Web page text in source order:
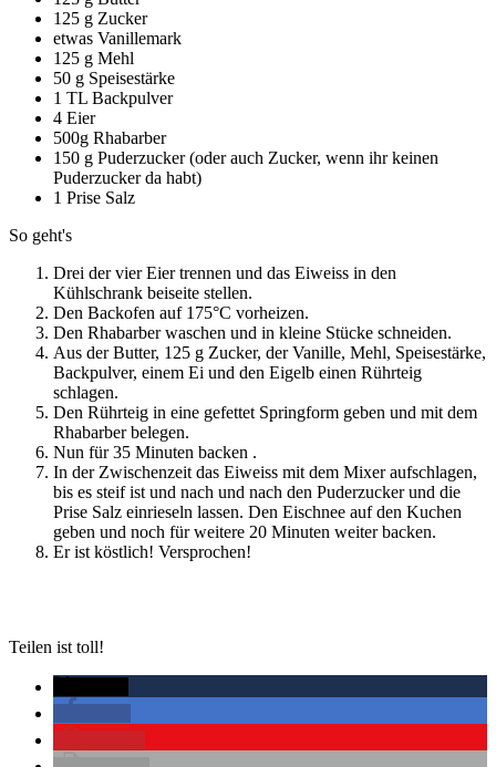
125 g Zucker
etwas Vanillemark
125 g Mehl
50 g Speisestärke
1 TL Backpulver
4 Eier
500g Rhabarber
150 g Puderzucker (oder auch Zucker, wenn ihr keinen
Puderzucker da habt)
1 Prise Salz
So geht's
Drei der vier Eier trennen und das Eiweiss in den
Kühlschrank beiseite stellen.
Den Backofen auf 175°C vorheizen.
Den Rhabarber waschen und in kleine Stücke schneiden.
Aus der Butter, 125 g Zucker, der Vanille, Mehl, Speisestärke,
Backpulver, einem Ei und den Eigelb einen Rührteig
schlagen.
Den Rührteig in eine gefettet Springform geben und mit dem
Rhabarber belegen.
Nun für 35 Minuten backen .
In der Zwischenzeit das Eiweiss mit dem Mixer aufschlagen,
bis es steif ist und nach und nach den Puderzucker und die
Prise Salz einrieseln lassen. Den Eischnee auf den Kuchen
geben und noch für weitere 20 Minuten weiter backen.
Er ist köstlich! Versprochen!
Teilen ist toll!